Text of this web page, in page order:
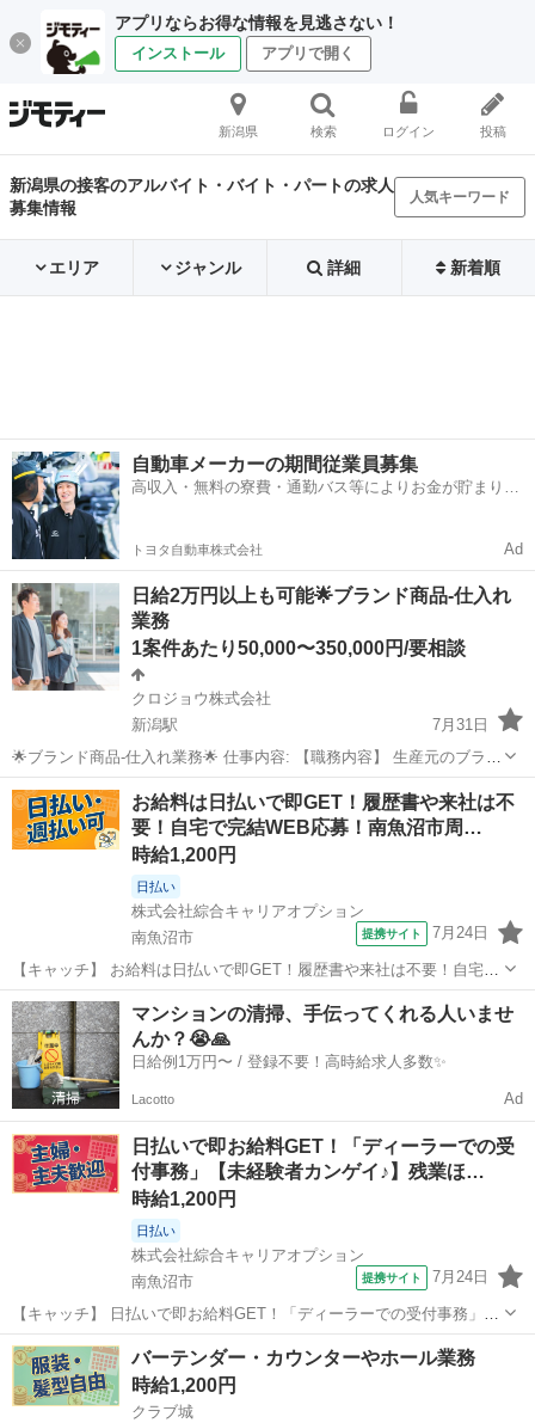
アプリならお得な情報を見逃さない！
インストール アプリで開く
新潟県 検索 ログイン 投稿
新潟県の接客のアルバイト・バイト・パートの求人
募集情報
人気キーワード
エリア ジャンル 詳細 新着順
自動車メーカーの期間従業員募集
高収入・無料の寮費・通勤バス等によりお金が貯まりや
トヨタ自動車株式会社 Ad
日給2万円以上も可能🌟ブランド商品-仕入れ
業務
1案件あたり50,000〜350,000円/要相談
クロジョウ株式会社
新潟駅
7月31日
🌟ブランド商品-仕入れ業務🌟 仕事内容: 【職務内容】 生産元のブラン
ド店舗に訪問して頂き、指定した商品を買い付けして頂くお仕事にな
ります！ 【☆１日の流れ】 11:00〜18:00の好きな時間に仕入れ先店舗
へ訪問(基...
新潟 新潟市 新潟駅 その他 仕入れ
お給料は日払いで即GET！履歴書や来社は不
要！自宅で完結WEB応募！南魚沼市周…
時給1,200円
日払い
株式会社綜合キャリアオプション
南魚沼市
提携サイト 7月24日
【キャッチ】 お給料は日払いで即GET！履歴書や来社は不要！自宅で
完結WEB応募！南魚沼市周辺！ 【コメント】 製造のお仕事をお探し
におススメ♪ 「未経験でも出来る仕事ないかな・・・」 「新しい環境
でお仕事始めるの不安」...
新潟 南魚沼市
マンションの清掃、手伝ってくれる人いませ
んか？😭🙏
日給例1万円〜 / 登録不要！高時給求人多数✨
Lacotto Ad
日払いで即お給料GET！「ディーラーでの受
付事務」【未経験者カンゲイ♪】残業ほ…
時給1,200円
日払い
株式会社綜合キャリアオプション
南魚沼市
提携サイト 7月24日
【キャッチ】 日払いで即お給料GET！「ディーラーでの受付事務」
【未経験者カンゲイ♪】残業ほぼナシ！Excelマスターカンゲイ！高時
給1200円！ 【コメント】 製造のお仕事をお探しの方必見！ 「経験な
いけど大丈夫かな・...
新潟 南魚沼市 その他
バーテンダー・カウンターやホール業務
時給1,200円
クラブ城